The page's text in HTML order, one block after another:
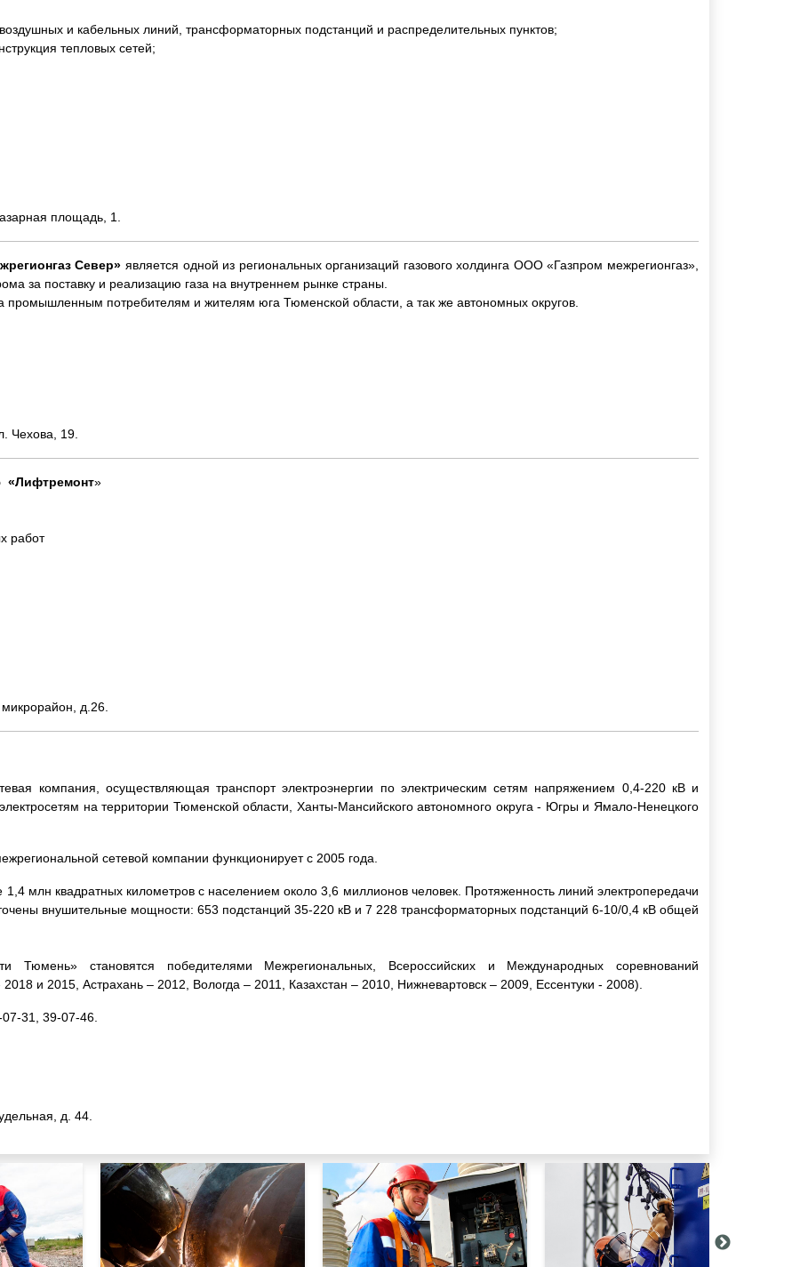
воздушных и кабельных линий, трансформаторных подстанций и распределительных пунктов;
тепловых сетей;
площадь, 1.
Север» является одной из региональных организаций газового холдинга ООО «Газпром межрегионгаз»,
за поставку и реализацию газа на внутреннем рынке страны.
промышленным потребителям и жителям юга Тюменской области, а так же автономных округов.
Чехова, 19.
«Лифтремонт»
работ
д.26.
компания, осуществляющая транспорт электроэнергии по электрическим сетям напряжением 0,4-220 кВ и
на территории Тюменской области, Ханты-Мансийского автономного округа - Югры и Ямало-Ненецкого
сетевой компании функционирует с 2005 года.
млн квадратных километров с населением около 3,6 миллионов человек. Протяженность линий электропередачи
внушительные мощности: 653 подстанций 35-220 кВ и 7 228 трансформаторных подстанций 6-10/0,4 кВ общей
Тюмень» становятся победителями Межрегиональных, Всероссийских и Международных соревнований
и 2015, Астрахань – 2012, Вологда – 2011, Казахстан – 2010, Нижневартовск – 2009, Ессентуки - 2008).
31, 39-07-46.
д. 44.